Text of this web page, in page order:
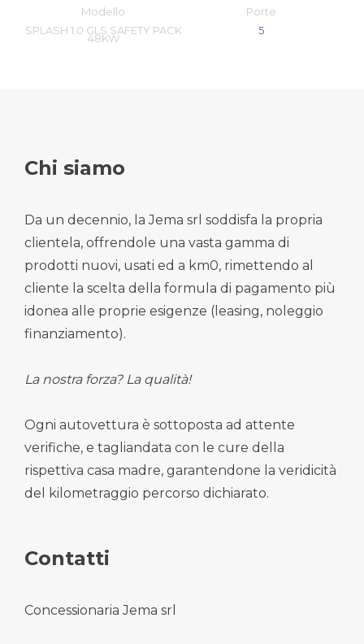
Modello
SPLASH 1.0 GLS SAFETY PACK
48KW
Porte
5
Chi siamo
Da un decennio, la Jema srl soddisfa la propria
clientela, offrendole una vasta gamma di
prodotti nuovi, usati ed a km0, rimettendo al
cliente la scelta della formula di pagamento più
idonea alle proprie esigenze (leasing, noleggio
finanziamento).
La nostra forza? La qualità!
Ogni autovettura è sottoposta ad attente
verifiche, e tagliandata con le cure della
rispettiva casa madre, garantendone la veridicità
del kilometraggio percorso dichiarato.
Contatti
Concessionaria Jema srl